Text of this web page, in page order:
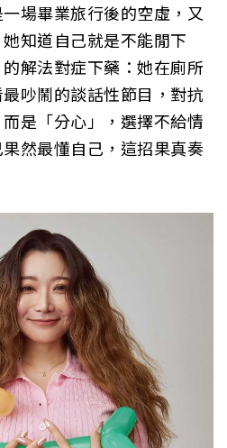
場畢業旅行後的空虛，又
知道自己就是不能閒下
解法對症下藥：她在廁所
吵鬧的談話性節目，對抗
是「分心」，選擇不給情
然最懂自己，這招果真奏